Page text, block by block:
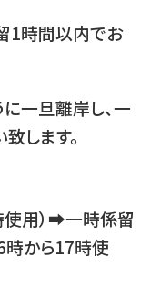
1時間以内でお
一旦離岸し、一
します。
使用）➡一時係留
から17時使